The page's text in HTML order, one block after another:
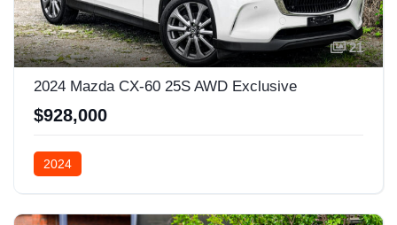
21
2024 Mazda CX-60 25S AWD Exclusive
$928,000
2024